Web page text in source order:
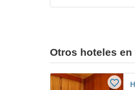
Otros hoteles en